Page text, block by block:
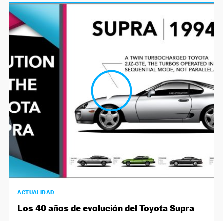
ACTUALIDAD
Los 40 años de evolución del Toyota Supra